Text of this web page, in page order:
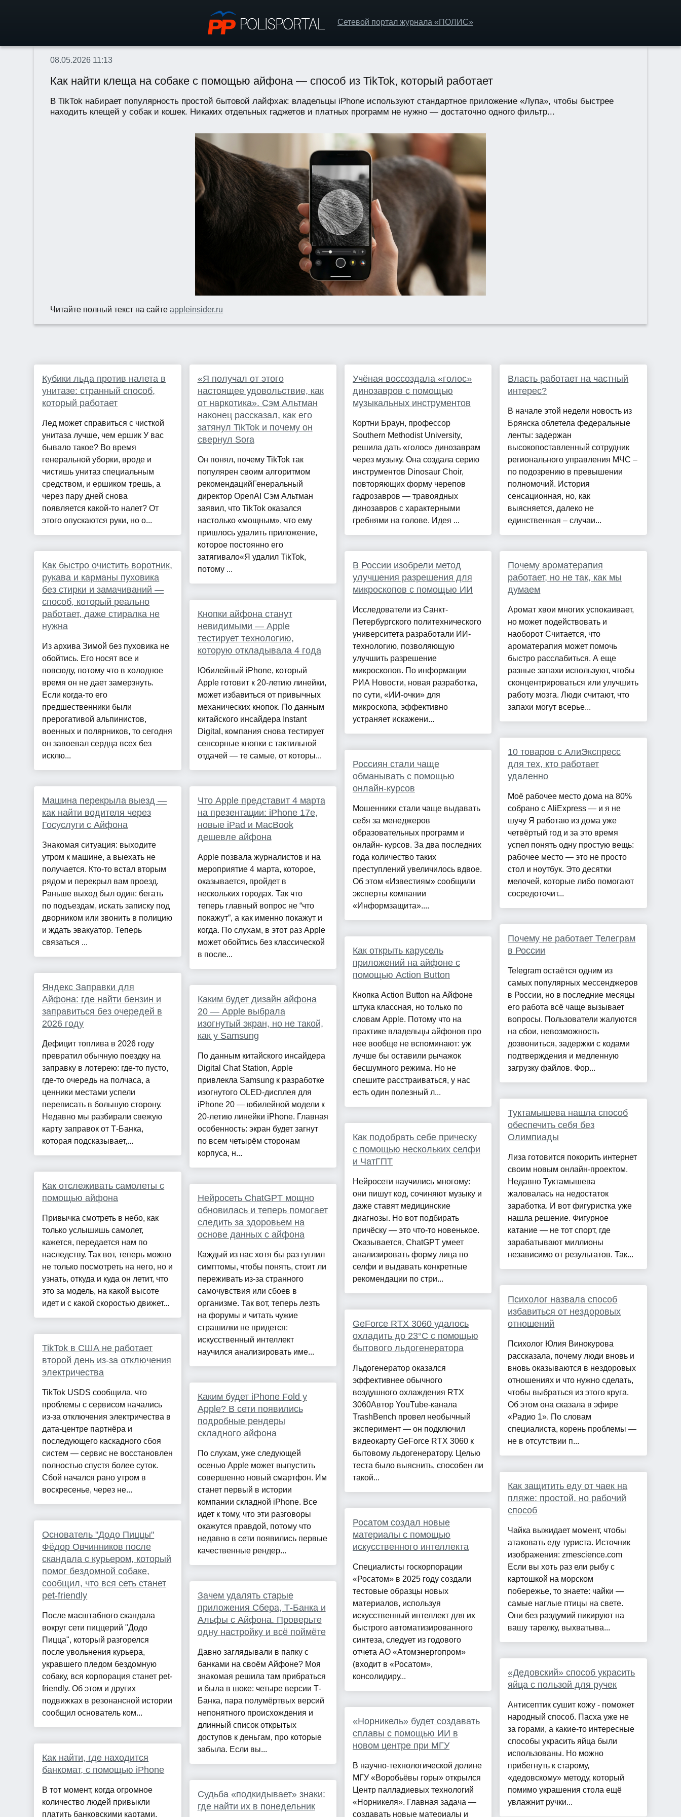
Сетевой портал журнала «ПОЛИС»
08.05.2026 11:13
Как найти клеща на собаке с помощью айфона — способ из TikTok, который работает
В TikTok набирает популярность простой бытовой лайфхак: владельцы iPhone используют стандартное приложение «Лупа», чтобы быстрее
находить клещей у собак и кошек. Никаких отдельных гаджетов и платных программ не нужно — достаточно одного фильтр...
Читайте полный текст на сайтеappleinsider.ru
Кубики льда против налета в
унитазе: странный способ,
который работает
Лед может справиться с чисткой
унитаза лучше, чем ершик У вас
бывало такое? Во время
генеральной уборки, вроде и
чистишь унитаз специальным
средством, и ершиком трешь, а
через пару дней снова
появляется какой-то налет? От
этого опускаются руки, но о...
Как быстро очистить воротник,
рукава и карманы пуховика
без стирки и замачиваний —
способ, который реально
работает, даже стиралка не
нужна
Из архива Зимой без пуховика не
обойтись. Его носят все и
повсюду, потому что в холодное
время он не дает замерзнуть.
Если когда-то его
предшественники были
прерогативой альпинистов,
военных и полярников, то сегодня
он завоевал сердца всех без
исклю...
Машина перекрыла выезд —
как найти водителя через
Госуслуги с Айфона
Знакомая ситуация: выходите
утром к машине, а выехать не
получается. Кто-то встал вторым
рядом и перекрыл вам проезд.
Раньше выход был один: бегать
по подъездам, искать записку под
дворником или звонить в полицию
и ждать эвакуатор. Теперь
связаться ...
Яндекс Заправки для
Айфона: где найти бензин и
заправиться без очередей в
2026 году
Дефицит топлива в 2026 году
превратил обычную поездку на
заправку в лотерею: где-то пусто,
где-то очередь на полчаса, а
ценники местами успели
переписать в большую сторону.
Недавно мы разбирали свежую
карту заправок от Т-Банка,
которая подсказывает,...
Как отслеживать самолеты с
помощью айфона
Привычка смотреть в небо, как
только услышишь самолет,
кажется, передается нам по
наследству. Так вот, теперь можно
не только посмотреть на него, но и
узнать, откуда и куда он летит, что
это за модель, на какой высоте
идет и с какой скоростью движет...
TikTok в США не работает
второй день из-за отключения
электричества
TikTok USDS сообщила, что
проблемы с сервисом начались
из-за отключения электричества в
дата-центре партнёра и
последующего каскадного сбоя
систем — сервис не восстановлен
полностью спустя более суток.
Сбой начался рано утром в
воскресенье, через не...
Основатель "Додо Пиццы"
Фёдор Овчинников после
скандала с курьером, который
помог бездомной собаке,
сообщил, что вся сеть станет
pet-friendly
После масштабного скандала
вокруг сети пиццерий "Додо
Пицца", который разгорелся
после увольнения курьера,
укравшего пледом бездомную
собаку, вся корпорация станет pet-
friendly. Об этом и других
подвижках в резонансной истории
сообщил основатель ком...
Как найти, где находится
банкомат, с помощью iPhone
В тот момент, когда огромное
количество людей привыкли
платить банковскими картами,
«Я получал от этого
настоящее удовольствие, как
от наркотика». Сэм Альтман
наконец рассказал, как его
затянул TikTok и почему он
свернул Sora
Он понял, почему TikTok так
популярен своим алгоритмом
рекомендацийГенеральный
директор OpenAI Сэм Альтман
заявил, что TikTok оказался
настолько «мощным», что ему
пришлось удалить приложение,
которое постоянно его
затягивало«Я удалил TikTok,
потому ...
Кнопки айфона станут
невидимыми — Apple
тестирует технологию,
которую откладывала 4 года
Юбилейный iPhone, который
Apple готовит к 20-летию линейки,
может избавиться от привычных
механических кнопок. По данным
китайского инсайдера Instant
Digital, компания снова тестирует
сенсорные кнопки с тактильной
отдачей — те самые, от которы...
Что Apple представит 4 марта
на презентации: iPhone 17e,
новые iPad и MacBook
дешевле айфона
Apple позвала журналистов и на
мероприятие 4 марта, которое,
оказывается, пройдет в
нескольких городах. Так что
теперь главный вопрос не “что
покажут”, а как именно покажут и
когда. По слухам, в этот раз Apple
может обойтись без классической
в после...
Каким будет дизайн айфона
20 — Apple выбрала
изогнутый экран, но не такой,
как у Samsung
По данным китайского инсайдера
Digital Chat Station, Apple
привлекла Samsung к разработке
изогнутого OLED-дисплея для
iPhone 20 — юбилейной модели к
20-летию линейки iPhone. Главная
особенность: экран будет загнут
по всем четырём сторонам
корпуса, н...
Нейросеть ChatGPT мощно
обновилась и теперь помогает
следить за здоровьем на
основе данных с айфона
Каждый из нас хотя бы раз гуглил
симптомы, чтобы понять, стоит ли
переживать из-за странного
самочувствия или сбоев в
организме. Так вот, теперь лезть
на форумы и читать чужие
страшилки не придется:
искусственный интеллект
научился анализировать име...
Каким будет iPhone Fold у
Apple? В сети появились
подробные рендеры
складного айфона
По слухам, уже следующей
осенью Apple может выпустить
совершенно новый смартфон. Им
станет первый в истории
компании складной iPhone. Все
идет к тому, что эти разговоры
окажутся правдой, потому что
недавно в сети появились первые
качественные рендер...
Зачем удалять старые
приложения Сбера, Т-Банка и
Альфы с Айфона. Проверьте
одну настройку и всё поймёте
Давно заглядывали в папку с
банками на своём Айфоне? Моя
знакомая решила там прибраться
и была в шоке: четыре версии Т-
Банка, пара полумёртвых версий
непонятного происхождения и
длинный список открытых
доступов к деньгам, про которые
забыла. Если вы...
Судьба «подкидывает» знаки:
где найти их в понедельник
Учёная воссоздала «голос»
динозавров с помощью
музыкальных инструментов
Кортни Браун, профессор
Southern Methodist University,
решила дать «голос» динозаврам
через музыку. Она создала серию
инструментов Dinosaur Choir,
повторяющих форму черепов
гадрозавров — травоядных
динозавров с характерными
гребнями на голове. Идея ...
В России изобрели метод
улучшения разрешения для
микроскопов с помощью ИИ
Исследователи из Санкт-
Петербургского политехнического
университета разработали ИИ-
технологию, позволяющую
улучшить разрешение
микроскопов. По информации
РИА Новости, новая разработка,
по сути, «ИИ-очки» для
микроскопа, эффективно
устраняет искажени...
Россиян стали чаще
обманывать с помощью
онлайн-курсов
Мошенники стали чаще выдавать
себя за менеджеров
образовательных программ и
онлайн- курсов. За два последних
года количество таких
преступлений увеличилось вдвое.
Об этом «Известиям» сообщили
эксперты компании
«Информзащита»....
Как открыть карусель
приложений на айфоне с
помощью Action Button
Кнопка Action Button на Айфоне
штука классная, но только по
словам Apple. Потому что на
практике владельцы айфонов про
нее вообще не вспоминают: уж
лучше бы оставили рычажок
бесшумного режима. Но не
спешите расстраиваться, у нас
есть один полезный л...
Как подобрать себе прическу
с помощью нескольких селфи
и ЧатГПТ
Нейросети научились многому:
они пишут код, сочиняют музыку и
даже ставят медицинские
диагнозы. Но вот подбирать
причёску — это что-то новенькое.
Оказывается, ChatGPT умеет
анализировать форму лица по
селфи и выдавать конкретные
рекомендации по стри...
GeForce RTX 3060 удалось
охладить до 23°C с помощью
бытового льдогенератора
Льдогенератор оказался
эффективнее обычного
воздушного охлаждения RTX
3060Автор YouTube-канала
TrashBench провел необычный
эксперимент — он подключил
видеокарту GeForce RTX 3060 к
бытовому льдогенератору. Целью
теста было выяснить, способен ли
такой...
Росатом создал новые
материалы с помощью
искусственного интеллекта
Специалисты госкорпорации
«Росатом» в 2025 году создали
тестовые образцы новых
материалов, используя
искусственный интеллект для их
быстрого автоматизированного
синтеза, следует из годового
отчета АО «Атомэнергопром»
(входит в «Росатом»,
консолидиру...
«Норникель» будет создавать
сплавы с помощью ИИ в
новом центре при МГУ
В научно-технологической долине
МГУ «Воробьёвы горы» открылся
Центр палладиевых технологий
«Норникеля». Главная задача —
создавать новые материалы и
Власть работает на частный
интерес?
В начале этой недели новость из
Брянска облетела федеральные
ленты: задержан
высокопоставленный сотрудник
регионального управления МЧС –
по подозрению в превышении
полномочий. История
сенсационная, но, как
выясняется, далеко не
единственная – случаи...
Почему ароматерапия
работает, но не так, как мы
думаем
Аромат хвои многих успокаивает,
но может подействовать и
наоборот Считается, что
ароматерапия может помочь
быстро расслабиться. А еще
разные запахи используют, чтобы
сконцентрироваться или улучшить
работу мозга. Люди считают, что
запахи могут всерье...
10 товаров с АлиЭкспресс
для тех, кто работает
удаленно
Моё рабочее место дома на 80%
собрано с AliExpress — и я не
шучу Я работаю из дома уже
четвёртый год и за это время
успел понять одну простую вещь:
рабочее место — это не просто
стол и ноутбук. Это десятки
мелочей, которые либо помогают
сосредоточит...
Почему не работает Телеграм
в России
Telegram остаётся одним из
самых популярных мессенджеров
в России, но в последние месяцы
его работа всё чаще вызывает
вопросы. Пользователи жалуются
на сбои, невозможность
дозвониться, задержки с кодами
подтверждения и медленную
загрузку файлов. Фор...
Туктамышева нашла способ
обеспечить себя без
Олимпиады
Лиза готовится покорить интернет
своим новым онлайн-проектом.
Недавно Туктамышева
жаловалась на недостаток
заработка. И вот фигуристка уже
нашла решение. Фигурное
катание — не тот спорт, где
зарабатывают миллионы
независимо от результатов. Так...
Психолог назвала способ
избавиться от нездоровых
отношений
Психолог Юлия Винокурова
рассказала, почему люди вновь и
вновь оказываются в нездоровых
отношениях и что нужно сделать,
чтобы выбраться из этого круга.
Об этом она сказала в эфире
«Радио 1». По словам
специалиста, корень проблемы —
не в отсутствии п...
Как защитить еду от чаек на
пляже: простой, но рабочий
способ
Чайка выжидает момент, чтобы
атаковать еду туриста. Источник
изображения: zmescience.com
Если вы хоть раз ели рыбу с
картошкой на морском
побережье, то знаете: чайки —
самые наглые птицы на свете.
Они без раздумий пикируют на
вашу тарелку, выхватыва...
«Дедовский» способ украсить
яйца с пользой для ручек
Антисептик сушит кожу - поможет
народный способ. Пасха уже не
за горами, а какие-то интересные
способы украсить яйца были
использованы. Но можно
прибегнуть к старому,
«дедовскому» методу, который
помимо украшения стола ещё
увлажнит ручки...